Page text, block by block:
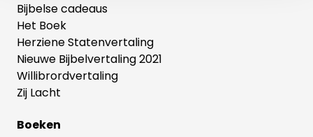
Bijbelse cadeaus
Het Boek
Herziene Statenvertaling
Nieuwe Bijbelvertaling 2021
Willibrordvertaling
Zij Lacht
Boeken